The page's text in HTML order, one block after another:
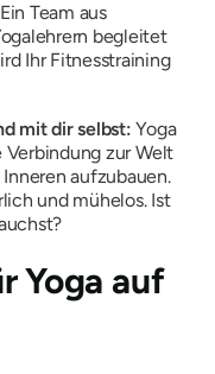
Team aus
begleitet
Ihr Fitnesstraining
mit dir selbst: Yoga
zur Welt
aufzubauen.
und mühelos. Ist
Yoga auf